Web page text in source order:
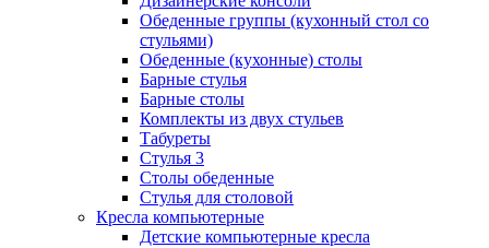
Обеденные группы (кухонный стол со
стульями)
Обеденные (кухонные) столы
Барные стулья
Барные столы
Комплекты из двух стульев
Табуреты
Стулья 3
Столы обеденные
Стулья для столовой
Кресла компьютерные
Детские компьютерные кресла